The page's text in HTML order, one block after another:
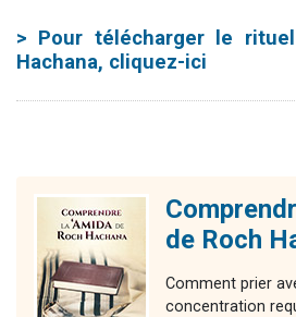
> Pour télécharger le
Hachana, cliquez-ici
de Roch
Comment prier
concentration